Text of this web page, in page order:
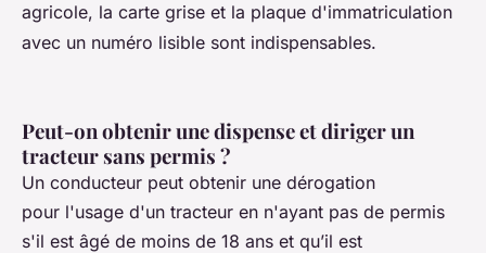
agricole, la carte grise et la plaque d'immatriculation
avec un numéro lisible sont indispensables.
Peut-on obtenir une dispense et diriger un
tracteur sans permis ?
Un conducteur peut obtenir une dérogation
pour l'usage d'un tracteur en n'ayant pas de permis
s'il est âgé de moins de 18 ans et qu’il est